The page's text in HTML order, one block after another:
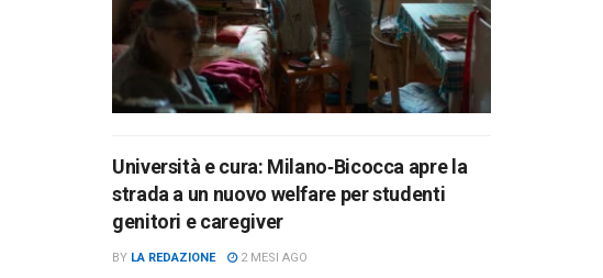
Università e cura: Milano‑Bicocca apre la
strada a un nuovo welfare per studenti
genitori e caregiver
BY LA REDAZIONE 2 MESI AGO